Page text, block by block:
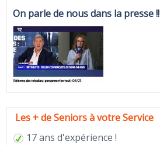
On parle de nous dans la presse !!
Les + de Seniors à votre Service
17 ans d'expérience !